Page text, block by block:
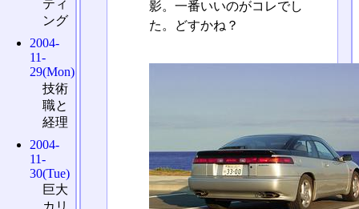
影。一番いいのがコレでし
た。どすかね？
ティ
ング
2004-
11-
29(Mon)
技術
職と
経理
2004-
11-
30(Tue)
巨大